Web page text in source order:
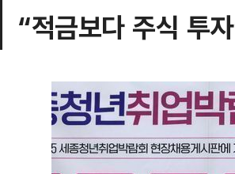
“적금보다 주식 투